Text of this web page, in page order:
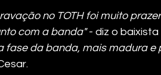
no TOTH foi muito
com a banda" - diz o baixista
fase da banda, mais madura e